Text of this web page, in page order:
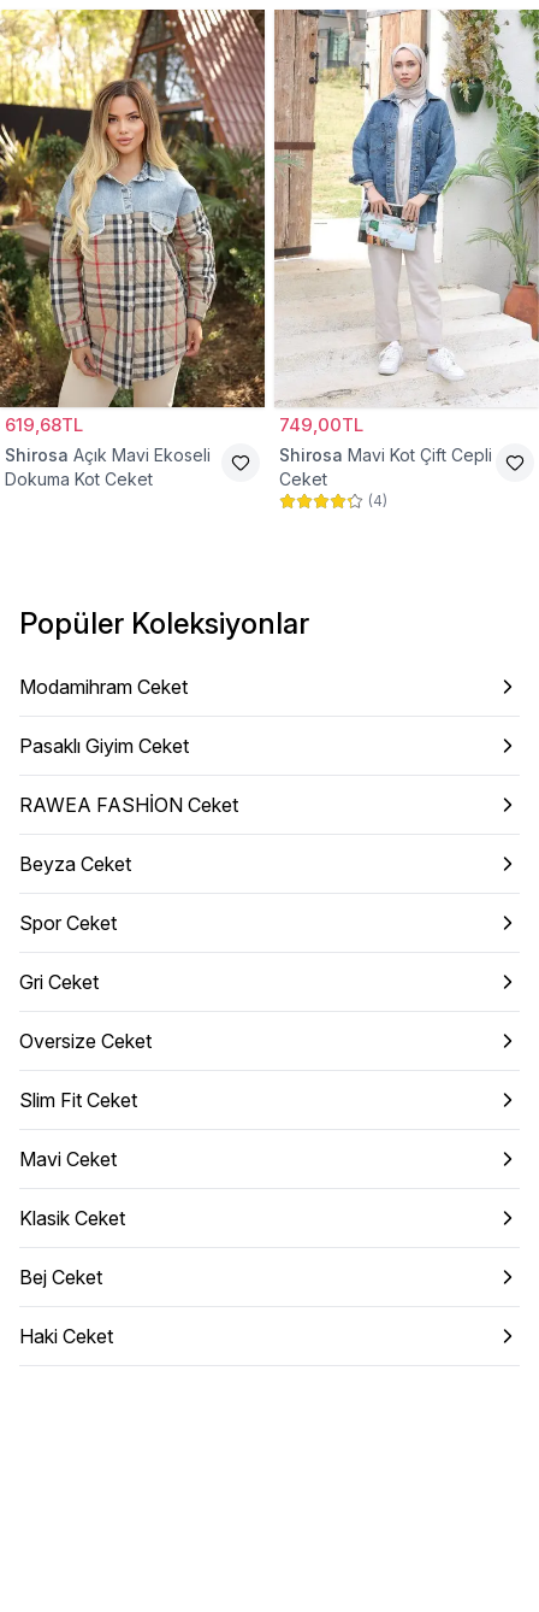
619,68TL
Shirosa Açık Mavi Ekoseli
Dokuma Kot Ceket
749,00TL
Shirosa Mavi Kot Çift Cepli
Ceket
(4)
Popüler Koleksiyonlar
Modamihram Ceket
Pasaklı Giyim Ceket
RAWEA FASHİON Ceket
Beyza Ceket
Spor Ceket
Gri Ceket
Oversize Ceket
Slim Fit Ceket
Mavi Ceket
Klasik Ceket
Bej Ceket
Haki Ceket